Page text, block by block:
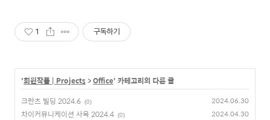
1 구독하기
'회원작품 | Projects >Office' 카테고리의 다른 글
크란츠 빌딩 2024.6 (0) 2024.06.30
차이커뮤니케이션 사옥 2024.4 (0) 2024.04.30